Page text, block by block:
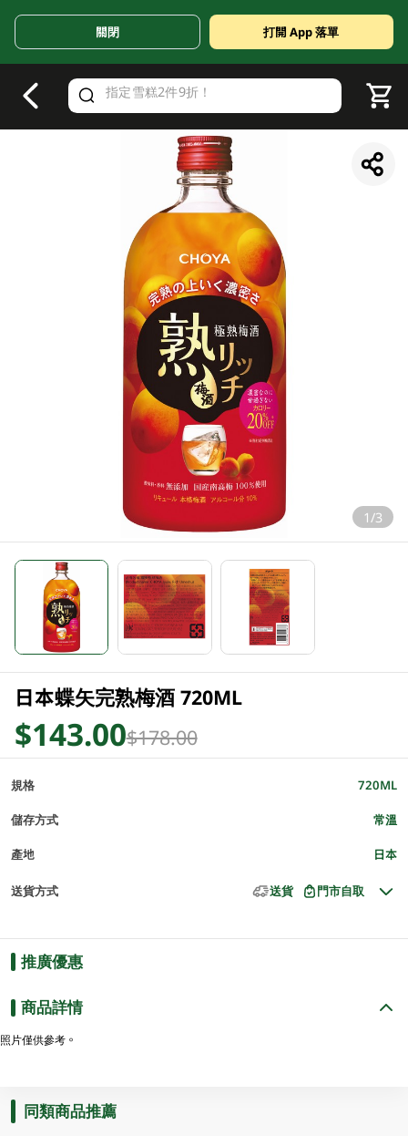
Valid Until 30 June 2026
關閉 打開 App 落單
1/3
日本蝶矢完熟梅酒 720ML
$143.00$178.00
規格 720ML
儲存方式 常溫
產地 日本
送貨方式 送貨 門市自取
推廣優惠
商品詳情
照片僅供參考。
同類商品推薦